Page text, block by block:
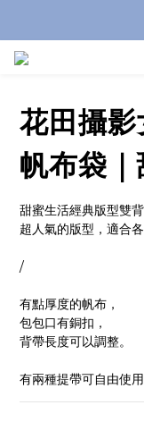
花田攝
帆布袋
甜蜜生活經典版型雙背
超人氣的版型，適合
/
有點厚度的帆布，
包包口有銅扣，
背帶長度可以調整。
有兩種提帶可自由使用